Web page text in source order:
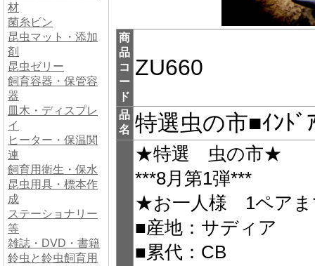
材
菌糸ビン
昆虫マット・添加
剤
昆虫ゼリー
飼育容器・保管容
器
皿木・ディスプレ
イ
ヒーター・保温関
連
飼育用衛生・保水
昆虫用具・標本作
成
ステーショナリー
等
雑誌・DVD・書籍
鈴虫と鈴虫飼育用
商
品
コ
ー
ド
ZU660
品
名 特選虫の市■ｲﾝﾄﾞ
★特選 虫の市★
***8月第1弾***
★お一人様 1ペア
■産地：サディア
■累代：CB